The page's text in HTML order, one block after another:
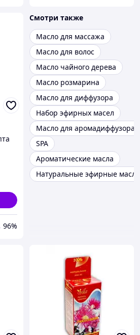
96%
Смотри также
Масло для массажа
Масло для волос
Масло чайного дерева
Масло розмарина
Масло для диффузора
Набор эфирных масел
Масло для аромадиффузора
SPA
Ароматические масла
Натуральные эфирные масла